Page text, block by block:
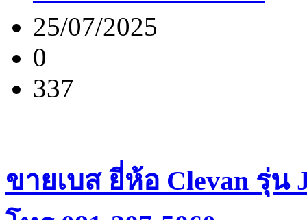
25/07/2025
0
337
ขายเบส ยี่ห้อ Clevan รุ่น